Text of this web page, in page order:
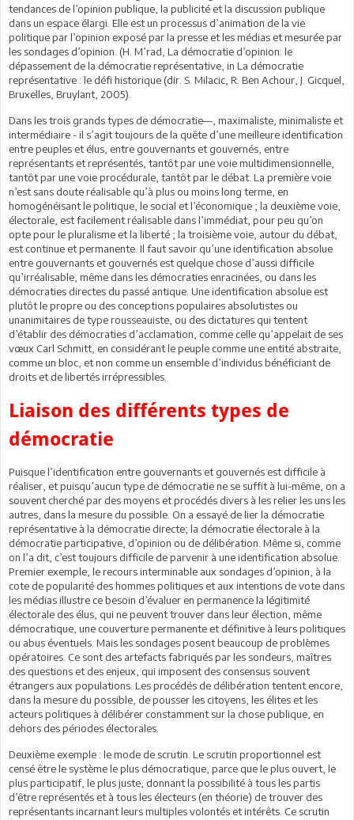
tendances de l’opinion publique, la publicité et la discussion publique
dans un espace élargi. Elle est un processus d’animation de la vie
politique par l’opinion exposé par la presse et les médias et mesurée par
les sondages d’opinion. (H. M’rad, La démocratie d’opinion: le
dépassement de la démocratie représentative, in La démocratie
représentative : le défi historique (dir. S. Milacic, R. Ben Achour, J. Gicquel,
Bruxelles, Bruylant, 2005).
Dans les trois grands types de démocratie—, maximaliste, minimaliste et
intermédiaire - il s’agit toujours de la quête d’une meilleure identification
entre peuples et élus, entre gouvernants et gouvernés, entre
représentants et représentés, tantôt par une voie multidimensionnelle,
tantôt par une voie procédurale, tantôt par le débat. La première voie
n’est sans doute réalisable qu’à plus ou moins long terme, en
homogénéisant le politique, le social et l’économique ; la deuxième voie,
électorale, est facilement réalisable dans l’immédiat, pour peu qu’on
opte pour le pluralisme et la liberté ; la troisième voie, autour du débat,
est continue et permanente. Il faut savoir qu’une identification absolue
entre gouvernants et gouvernés est quelque chose d’aussi difficile
qu’irréalisable, même dans les démocraties enracinées, ou dans les
démocraties directes du passé antique. Une identification absolue est
plutôt le propre ou des conceptions populaires absolutistes ou
unanimitaires de type rousseauiste, ou des dictatures qui tentent
d’établir des démocraties d’acclamation, comme celle qu’appelait de ses
vœux Carl Schmitt, en considérant le peuple comme une entité abstraite,
comme un bloc, et non comme un ensemble d’individus bénéficiant de
droits et de libertés irrépressibles.
Liaison des différents types de
démocratie
Puisque l’identification entre gouvernants et gouvernés est difficile à
réaliser, et puisqu’aucun type de démocratie ne se suffit à lui-même, on a
souvent cherché par des moyens et procédés divers à les relier les uns les
autres, dans la mesure du possible. On a essayé de lier la démocratie
représentative à la démocratie directe; la démocratie électorale à la
démocratie participative, d’opinion ou de délibération. Même si, comme
on l’a dit, c’est toujours difficile de parvenir à une identification absolue.
Premier exemple, le recours interminable aux sondages d’opinion, à la
cote de popularité des hommes politiques et aux intentions de vote dans
les médias illustre ce besoin d’évaluer en permanence la légitimité
électorale des élus, qui ne peuvent trouver dans leur élection, même
démocratique, une couverture permanente et définitive à leurs politiques
ou abus éventuels. Mais les sondages posent beaucoup de problèmes
opératoires. Ce sont des artefacts fabriqués par les sondeurs, maîtres
des questions et des enjeux, qui imposent des consensus souvent
étrangers aux populations. Les procédés de délibération tentent encore,
dans la mesure du possible, de pousser les citoyens, les élites et les
acteurs politiques à délibérer constamment sur la chose publique, en
dehors des périodes électorales.
Deuxième exemple : le mode de scrutin. Le scrutin proportionnel est
censé être le système le plus démocratique, parce que le plus ouvert, le
plus participatif, le plus juste, donnant la possibilité à tous les partis
d’être représentés et à tous les électeurs (en théorie) de trouver des
représentants incarnant leurs multiples volontés et intérêts. Ce scrutin